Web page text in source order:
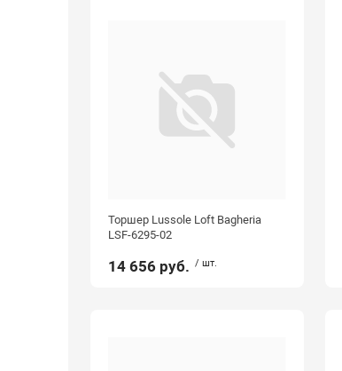
Торшер Lussole Loft Bagheria
LSF-6295-02
14 656 руб. / шт.